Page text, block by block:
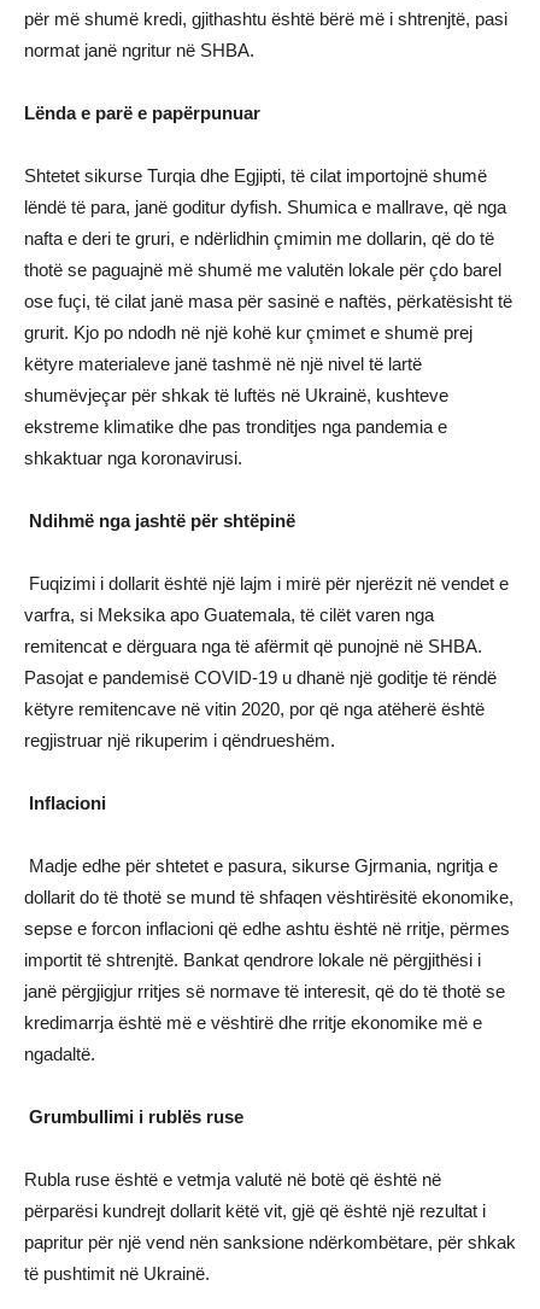
për më shumë kredi, gjithashtu është bërë më i shtrenjtë, pasi
normat janë ngritur në SHBA.
Lënda e parë e papërpunuar
Shtetet sikurse Turqia dhe Egjipti, të cilat importojnë shumë
lëndë të para, janë goditur dyfish. Shumica e mallrave, që nga
nafta e deri te gruri, e ndërlidhin çmimin me dollarin, që do të
thotë se paguajnë më shumë me valutën lokale për çdo barel
ose fuçi, të cilat janë masa për sasinë e naftës, përkatësisht të
grurit. Kjo po ndodh në një kohë kur çmimet e shumë prej
këtyre materialeve janë tashmë në një nivel të lartë
shumëvjeçar për shkak të luftës në Ukrainë, kushteve
ekstreme klimatike dhe pas tronditjes nga pandemia e
shkaktuar nga koronavirusi.
Ndihmë nga jashtë për shtëpinë
Fuqizimi i dollarit është një lajm i mirë për njerëzit në vendet e
varfra, si Meksika apo Guatemala, të cilët varen nga
remitencat e dërguara nga të afërmit që punojnë në SHBA.
Pasojat e pandemisë COVID-19 u dhanë një goditje të rëndë
këtyre remitencave në vitin 2020, por që nga atëherë është
regjistruar një rikuperim i qëndrueshëm.
Inflacioni
Madje edhe për shtetet e pasura, sikurse Gjrmania, ngritja e
dollarit do të thotë se mund të shfaqen vështirësitë ekonomike,
sepse e forcon inflacioni që edhe ashtu është në rritje, përmes
importit të shtrenjtë. Bankat qendrore lokale në përgjithësi i
janë përgjigjur rritjes së normave të interesit, që do të thotë se
kredimarrja është më e vështirë dhe rritje ekonomike më e
ngadaltë.
Grumbullimi i rublës ruse
Rubla ruse është e vetmja valutë në botë që është në
përparësi kundrejt dollarit këtë vit, gjë që është një rezultat i
papritur për një vend nën sanksione ndërkombëtare, për shkak
të pushtimit në Ukrainë.